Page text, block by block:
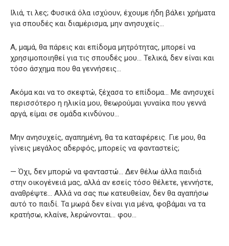
Ιλιά, τι λες; Φυσικά όλα ισχύουν, έχουμε ήδη βάλει χρήματα
για σπουδές και διαμέρισμα, μην ανησυχείς…
Α, μαμά, θα πάρεις και επίδομα μητρότητας, μπορεί να
χρησιμοποιηθεί για τις σπουδές μου… Τελικά, δεν είναι και
τόσο άσχημα που θα γεννήσεις…
Ακόμα και να το σκεφτώ, ξέχασα το επίδομα… Με ανησυχεί
περισσότερο η ηλικία μου, θεωρούμαι γυναίκα που γεννά
αργά, είμαι σε ομάδα κινδύνου…
Μην ανησυχείς, αγαπημένη, θα τα καταφέρεις. Γιε μου, θα
γίνεις μεγάλος αδερφός, μπορείς να φανταστείς;
— Όχι, δεν μπορώ να φανταστώ… Δεν θέλω άλλα παιδιά
στην οικογένειά μας, αλλά αν εσείς τόσο θέλετε, γεννήστε,
αναθρέψτε… Αλλά να σας πω κατευθείαν, δεν θα αγαπήσω
αυτό το παιδί. Τα μωρά δεν είναι για μένα, φοβάμαι να τα
κρατήσω, κλαίνε, λερώνονται… φου…